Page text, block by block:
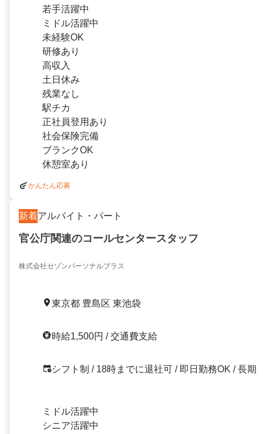
若手活躍中
ミドル活躍中
未経験OK
研修あり
高収入
土日休み
残業なし
駅チカ
正社員登用あり
社会保険完備
ブランクOK
休憩室あり
かんたん応募
新着アルバイト・パート
官公庁関連のコールセンタースタッフ
株式会社セゾンパーソナルプラス
東京都 豊島区 東池袋
時給1,500円 / 交通費支給
シフト制 / 18時までに退社可 / 即日勤務OK / 長期
ミドル活躍中
シニア活躍中